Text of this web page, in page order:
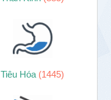
Tiêu Hóa (1445)